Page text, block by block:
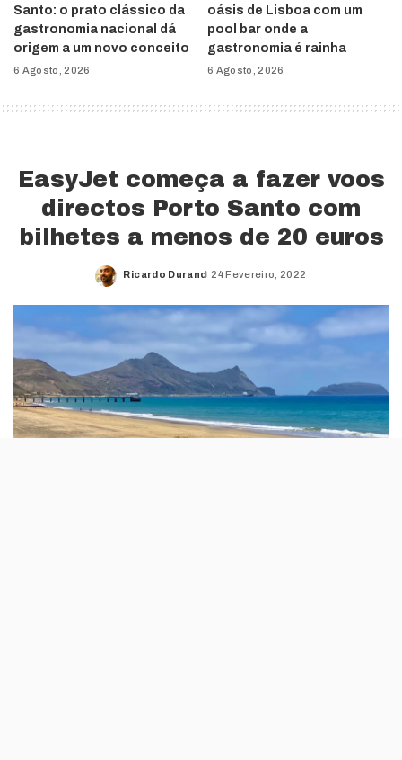
Santo: o prato clássico da
gastronomia nacional dá
origem a um novo conceito
6 Agosto, 2026
oásis de Lisboa com um
pool bar onde a
gastronomia é rainha
6 Agosto, 2026
EasyJet começa a fazer voos
directos Porto Santo com
bilhetes a menos de 20 euros
Posted
Ricardo Durand 24 Fevereiro, 2022